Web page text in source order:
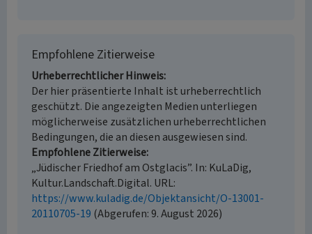
Empfohlene Zitierweise
Urheberrechtlicher Hinweis
Der hier präsentierte Inhalt ist urheberrechtlich
geschützt. Die angezeigten Medien unterliegen
möglicherweise zusätzlichen urheberrechtlichen
Bedingungen, die an diesen ausgewiesen sind.
Empfohlene Zitierweise
„Jüdischer Friedhof am Ostglacis”. In: KuLaDig,
Kultur.Landschaft.Digital. URL:
https://www.kuladig.de/Objektansicht/O-13001-
20110705-19 (Abgerufen: 9. August 2026)